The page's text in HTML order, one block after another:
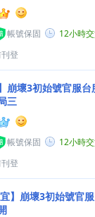
帳號保固
12小時
登
崩壞3初始號官服
三
帳號保固
12小時
登
】崩壞3初始號官